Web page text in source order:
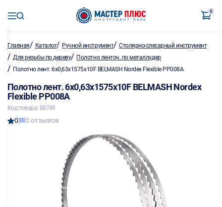
0
Главная/ Каталог/ Ручной инструмент/Столярно-слесарный инструмент
/ Для резьбы по дереву/ Полотно ленточ. по металлу,дер
/ Полотно лент. 6х0,63х1575х10F BELMASH Nordex Flexible PP008A
Полотно лент. 6х0,63х1575х10F BELMASH Nordex
Flexible PP008A
Код товара: 88749
0 0 отзывов